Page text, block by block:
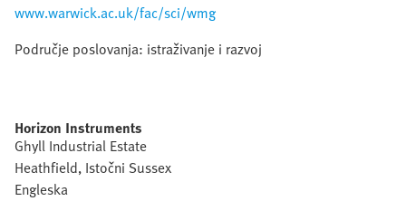
www.warwick.ac.uk/fac/sci/wmg
Područje poslovanja: istraživanje i razvoj
Horizon Instruments
Ghyll Industrial Estate
Heathfield, Istočni Sussex
Engleska